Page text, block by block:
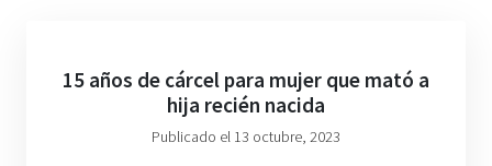
15 años de cárcel para mujer que mató a
hija recién nacida
Publicado el 13 octubre, 2023